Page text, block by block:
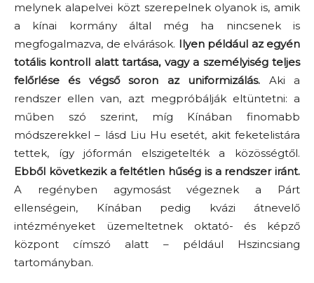
melynek alapelvei közt szerepelnek olyanok is, amik
a kínai kormány által még ha nincsenek is
megfogalmazva, de elvárások. Ilyen például az egyén
totális kontroll alatt tartása, vagy a személyiség teljes
felőrlése és végső soron az uniformizálás. Aki a
rendszer ellen van, azt megpróbálják eltüntetni: a
műben szó szerint, míg Kínában finomabb
módszerekkel – lásd Liu Hu esetét, akit feketelistára
tettek, így jóformán elszigetelték a közösségtől.
Ebből következik a feltétlen hűség is a rendszer iránt.
A regényben agymosást végeznek a Párt
ellenségein, Kínában pedig kvázi átnevelő
intézményeket üzemeltetnek oktató- és képző
központ címszó alatt – például Hszincsiang
tartományban.